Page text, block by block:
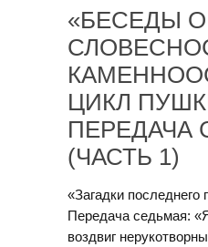
«БЕСЕДЫ
ЦИКЛ
ПЕРЕДАЧА
(ЧАСТЬ 1)
«Загадки последнего
Передача седьмая:
воздвиг